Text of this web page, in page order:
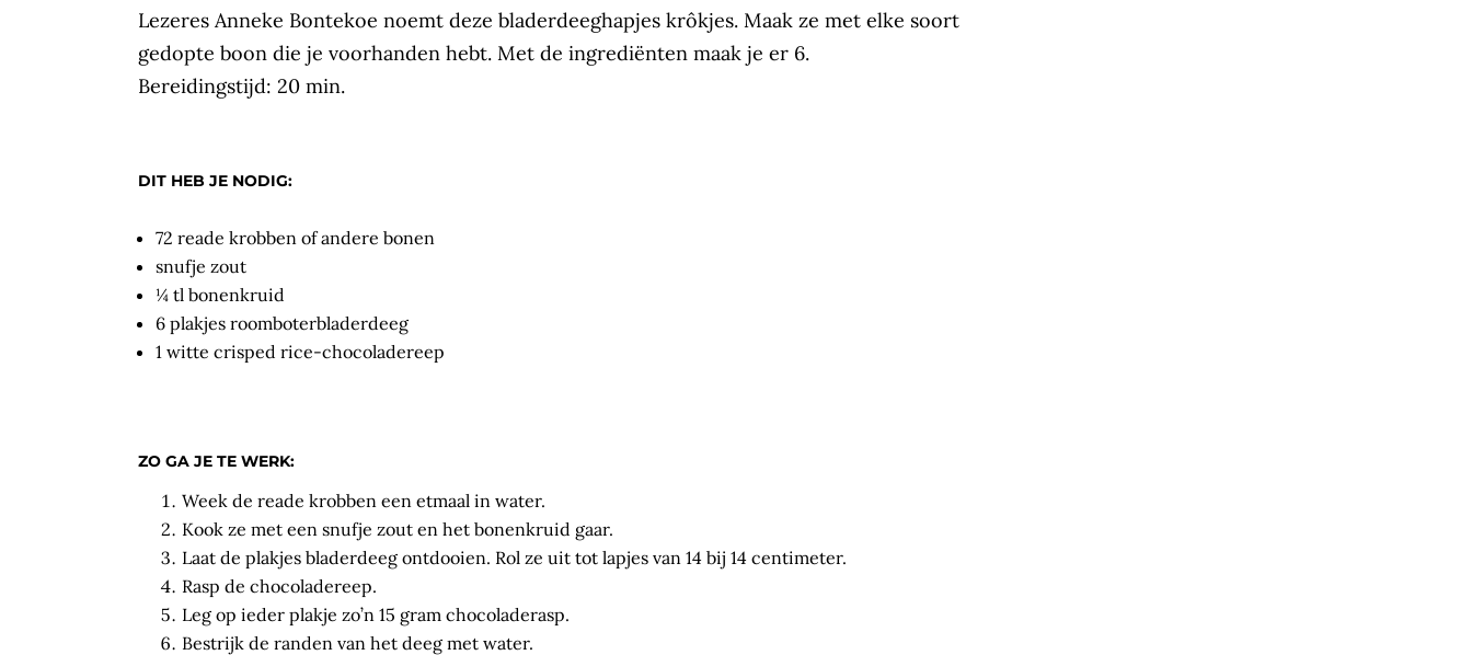
Lezeres Anneke Bontekoe noemt deze bladerdeeghapjes krôkjes. Maak ze met elke soort
gedopte boon die je voorhanden hebt. Met de ingrediënten maak je er 6.
Bereidingstijd: 20 min.
DIT HEB JE NODIG:
72 reade krobben of andere bonen
snufje zout
¼ tl bonenkruid
6 plakjes roomboterbladerdeeg
1 witte crisped rice-chocoladereep
ZO GA JE TE WERK:
Week de reade krobben een etmaal in water.
Kook ze met een snufje zout en het bonenkruid gaar.
Laat de plakjes bladerdeeg ontdooien. Rol ze uit tot lapjes van 14 bij 14 centimeter.
Rasp de chocoladereep.
Leg op ieder plakje zo’n 15 gram chocoladerasp.
Bestrijk de randen van het deeg met water.